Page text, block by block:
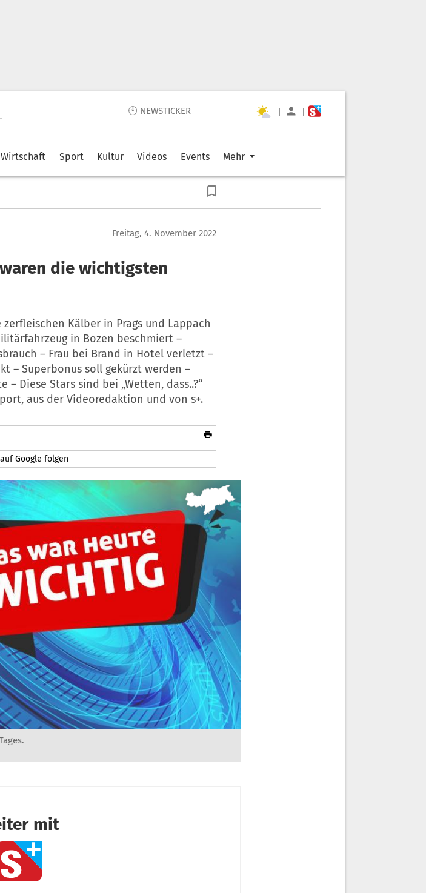
🕙 NEWSTICKER | |
Wirtschaft Sport Kultur Videos Events Mehr
Freitag, 4. November 2022
die wichtigsten
zerfleischen Kälber in Prags und Lappach
in Bozen beschmiert –
– Frau bei Brand in Hotel verletzt –
– Superbonus soll gekürzt werden –
Diese Stars sind bei „Wetten, dass..?“
aus der Videoredaktion und von s+.
auf Google folgen